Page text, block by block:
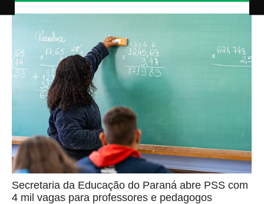
Secretaria da Educação do Paraná abre PSS com
4 mil vagas para professores e pedagogos